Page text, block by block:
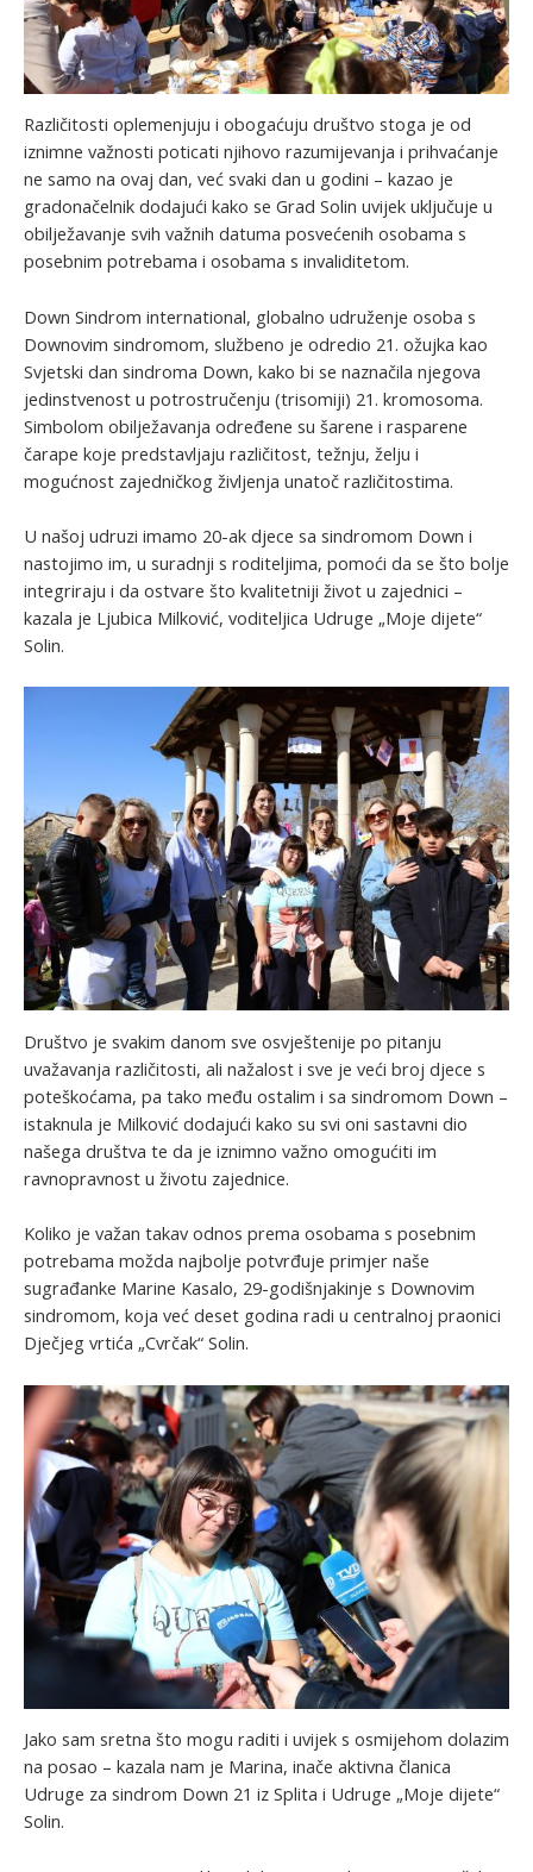
Različitosti oplemenjuju i obogaćuju društvo stoga je od
iznimne važnosti poticati njihovo razumijevanja i prihvaćanje
ne samo na ovaj dan, već svaki dan u godini – kazao je
gradonačelnik dodajući kako se Grad Solin uvijek uključuje u
obilježavanje svih važnih datuma posvećenih osobama s
posebnim potrebama i osobama s invaliditetom.
Down Sindrom international, globalno udruženje osoba s
Downovim sindromom, službeno je odredio 21. ožujka kao
Svjetski dan sindroma Down, kako bi se naznačila njegova
jedinstvenost u potrostručenju (trisomiji) 21. kromosoma.
Simbolom obilježavanja određene su šarene i rasparene
čarape koje predstavljaju različitost, težnju, želju i
mogućnost zajedničkog življenja unatoč različitostima.
U našoj udruzi imamo 20-ak djece sa sindromom Down i
nastojimo im, u suradnji s roditeljima, pomoći da se što bolje
integriraju i da ostvare što kvalitetniji život u zajednici –
kazala je Ljubica Milković, voditeljica Udruge „Moje dijete“
Solin.
Društvo je svakim danom sve osvještenije po pitanju
uvažavanja različitosti, ali nažalost i sve je veći broj djece s
poteškoćama, pa tako među ostalim i sa sindromom Down –
istaknula je Milković dodajući kako su svi oni sastavni dio
našega društva te da je iznimno važno omogućiti im
ravnopravnost u životu zajednice.
Koliko je važan takav odnos prema osobama s posebnim
potrebama možda najbolje potvrđuje primjer naše
sugrađanke Marine Kasalo, 29-godišnjakinje s Downovim
sindromom, koja već deset godina radi u centralnoj praonici
Dječjeg vrtića „Cvrčak“ Solin.
Jako sam sretna što mogu raditi i uvijek s osmijehom dolazim
na posao – kazala nam je Marina, inače aktivna članica
Udruge za sindrom Down 21 iz Splita i Udruge „Moje dijete“
Solin.